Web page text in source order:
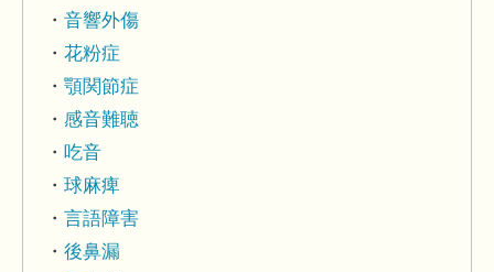
音響外傷
花粉症
顎関節症
感音難聴
吃音
球麻痺
言語障害
後鼻漏